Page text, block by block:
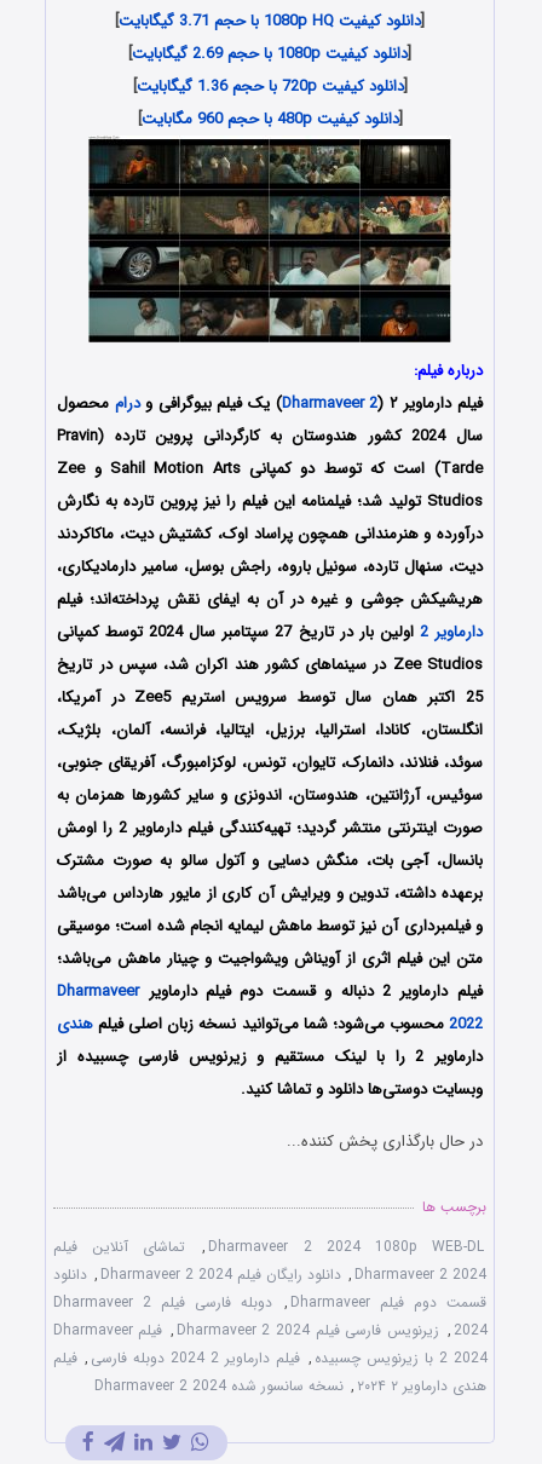
[دانلود کیفیت 1080p HQ با حجم 3.71 گیگابایت
]
[دانلود کیفیت 1080p با حجم 2.69 گیگابایت
]
[دانلود کیفیت 720p با حجم 1.36 گیگابایت
]
[دانلود کیفیت 480p با حجم 960 مگابایت ]
درباره فیلم:
فیلم دارماویر ۲ (
Dharmaveer 2) یک فیلم بیوگرافی ودرام محصول
سال 2024 کشور هندوستان به کارگردانی پروین تارده (Pravin
Tarde) است که توسط دو کمپانی‌ Sahil Motion Arts و Zee
Studios تولید شد؛ فیلمنامه این فیلم را نیز پروین تارده به نگارش
درآورده و هنرمندانی همچون پراساد اوک، کشتیش دیت، ماکاکردند
دیت، سنهال تارده، سونیل باروه، راجش بوسل، سامیر دارمادیکاری،
هریشیکش جوشی و غیره در آن به ایفای نقش پرداخته‌اند؛ فیلم
دارماویر 2
اولین بار در تاریخ 27 سپتامبر سال 2024 توسط کمپانی‌
Zee Studios در سینماهای کشور هند اکران شد، سپس در تاریخ
25 اکتبر همان سال توسط سرویس استریم Zee5 در آمریکا،
انگلستان، کانادا، استرالیا، برزیل، ایتالیا، فرانسه، آلمان، بلژیک،
سوئد، فنلاند، دانمارک، تایوان، تونس، لوکزامبورگ، آفریقای جنوبی،
سوئیس، آرژانتین، هندوستان، اندونزی و سایر کشورها همزمان به
صورت اینترنتی منتشر گردید؛ تهیه‌کنندگی فیلم دارماویر 2 را اومش
بانسال، آجی بات، منگش دسایی و آتول سالو به صورت مشترک
برعهده داشته، تدوین و ویرایش آن کاری از مایور هارداس می‌باشد
و فیلمبرداری آن نیز توسط ماهش لیمایه انجام شده است؛ موسیقی
متن این فیلم اثری از آویناش ویشواجیت و چینار ماهش می‌باشد؛
فیلم دارماویر 2 دنباله و قسمت دوم فیلم دارماویر
Dharmaveer
2022محسوب می‌شود؛ شما می‌توانید نسخه زبان اصلی فیلمهندی
دارماویر 2 را با ‌لینک مستقیم و زیرنویس فارسی چسبیده از
وبسایت دوستی‌ها دانلود و تماشا کنید.
در حال بارگذاری پخش کننده...
برچسب ها
Dharmaveer 2 2024 1080p WEB-DL
,
تماشای آنلاین فیلم
Dharmaveer 2 2024
, دانلود رایگان فیلم Dharmaveer 2 2024 , دانلود
قسمت دوم فیلم Dharmaveer
,
دوبله فارسی فیلم Dharmaveer 2
2024
, زیرنویس فارسی فیلم Dharmaveer 2 2024 ,
فیلم Dharmaveer
2 2024 با زیرنویس چسبیده
, فیلم دارماویر 2 2024 دوبله فارسی , فیلم
هندی دارماویر ۲ ۲۰۲۴
, نسخه سانسور شده Dharmaveer 2 2024